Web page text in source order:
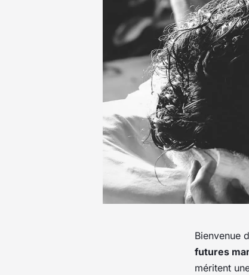
Bienvenue
futures
méritent